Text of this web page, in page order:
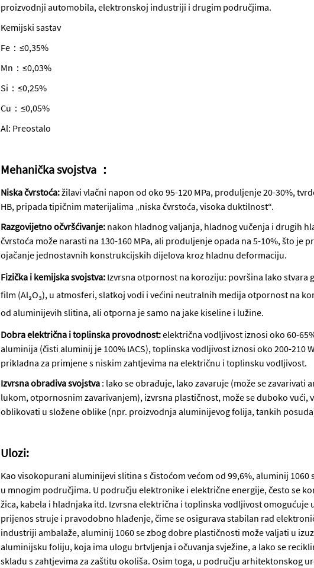
proizvodnji automobila, elektronskoj industriji i drugim područjima.
Kemijski sastav
Fe：≤0,35%
Mn：≤0,03%
Si：≤0,25%
Cu：≤0,05%
Al: Preostalo
Mehanička svojstva ：
Niska čvrstoća:žilavi vlačni napon od oko 95-120 MPa, produljenje 20-30%,
HB, pripada tipičnim materijalima „niska čvrstoća, visoka duktilnost“.
Razgovijetno očvršćivanje: nakon hladnog valjanja, hladnog vučenja i drugih
čvrstoća može narasti na 130-160 MPa, ali produljenje opada na 5-10%, što je
ojačanje jednostavnih konstrukcijskih dijelova kroz hladnu deformaciju.
Fizička i kemijska svojstva: Izvrsna otpornost na koroziju: površina lako stvara
film (Al₂O₃), u atmosferi, slatkoj vodi i većini neutralnih medija otpornost na
od aluminijevih slitina, ali otporna je samo na jake kiseline i lužine.
Dobra električna i toplinska provodnost:električna vodljivost iznosi oko 60-
aluminija (čisti aluminij je 100% IACS), toplinska vodljivost iznosi oko 200-210
prikladna za primjene s niskim zahtjevima na električnu i toplinsku vodljivost.
Izvrsna obradiva svojstva : lako se obrađuje, lako zavaruje (može se zavarivati
lukom, otpornosnim zavarivanjem), izvrsna plastičnost, može se duboko vući,
oblikovati u složene oblike (npr. proizvodnja aluminijevog folija, tankih
Ulozi:
Kao visokopurani aluminijevi slitina s čistoćom većom od 99,6%, aluminij 1060
u mnogim područjima. U području elektronike i električne energije, često se
žica, kabela i hladnjaka itd. Izvrsna električna i toplinska vodljivost omogućuje
prijenos struje i pravodobno hlađenje, čime se osigurava stabilan rad
industriji ambalaže, aluminij 1060 se zbog dobre plastičnosti može valjati u
aluminijsku foliju, koja ima ulogu brtvljenja i očuvanja svježine, a lako se
skladu s zahtjevima za zaštitu okoliša. Osim toga, u području arhitektonskog